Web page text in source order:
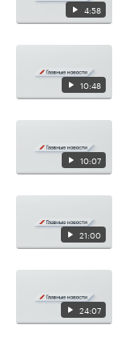
4:58
10:48
10:07
21:00
24:07